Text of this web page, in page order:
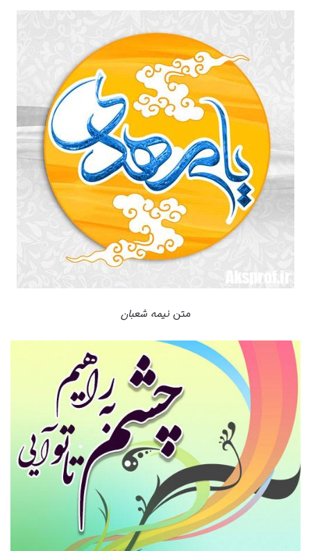
متننیمه شعبان